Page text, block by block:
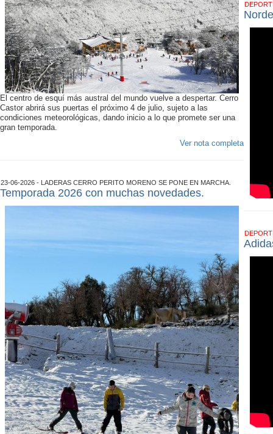
El centro de esquí más austral del mundo vuelve a despertar. Cerro
Castor abrirá sus puertas el próximo 4 de julio, sujeto a las
condiciones meteorológicas, dando inicio a lo que promete ser una
gran temporada.
Ver nota completa
23-06-2026 - LADERAS CERRO PERITO MORENO SE PONE EN MARCHA.
Temporada 2026 con muchas novedades.